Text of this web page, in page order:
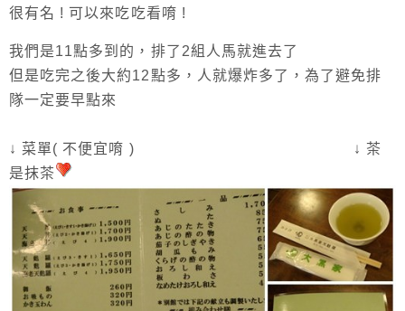
很有名 ! 可以來吃吃看唷 !
我們是11點多到的，排了2組人馬就進去了
但是吃完之後大約12點多，人就爆炸多了，為了避免排
隊一定要早點來
↓ 菜單( 不便宜唷 ) ↓ 茶
是抹茶